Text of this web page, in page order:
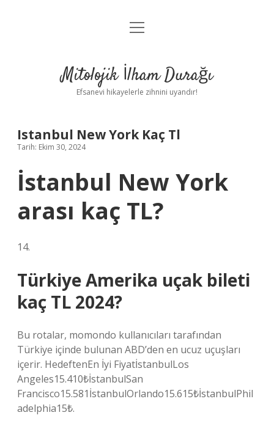
Anasayfa
Yasal Uyarı
menüyü
Mitolojik İlham Durağı
Efsanevi hikayelerle zihnini uyandır!
Istanbul New York Kaç Tl
Tarih: Ekim 30, 2024
İstanbul New York
arası kaç TL?
14.
Türkiye Amerika uçak bileti
kaç TL 2024?
Bu rotalar, momondo kullanıcıları tarafından
Türkiye içinde bulunan ABD’den en ucuz uçuşları
içerir. HedeftenEn İyi FiyatİstanbulLos
Angeles15.410₺İstanbulSan
Francisco15.581İstanbulOrlando15.615₺İstanbulPhil
adelphia15₺.